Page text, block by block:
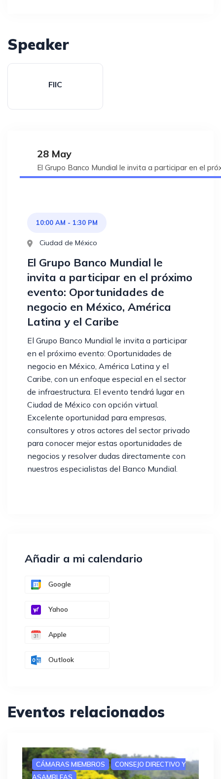
Speaker
FIIC
28 May
El Grupo Banco Mundial le invita a participar en el
10:00 AM - 1:30 PM
Ciudad de México
El Grupo Banco Mundial le
invita a participar en el próximo
evento: Oportunidades de
negocio en México, América
Latina y el Caribe
El Grupo Banco Mundial le invita a participar
en el próximo evento: Oportunidades de
negocio en México, América Latina y el
Caribe, con un enfoque especial en el sector
de infraestructura. El evento tendrá lugar en
Ciudad de México con opción virtual.
Excelente oportunidad para empresas,
consultores y otros actores del sector privado
para conocer mejor estas oportunidades de
negocios y resolver dudas directamente con
nuestros especialistas del Banco Mundial.
Añadir a mi calendario
Google
Yahoo
Apple
Outlook
Eventos relacionados
CÁMARAS MIEMBROS
CONSEJO DIRECTIVO Y
ASAMBLEAS